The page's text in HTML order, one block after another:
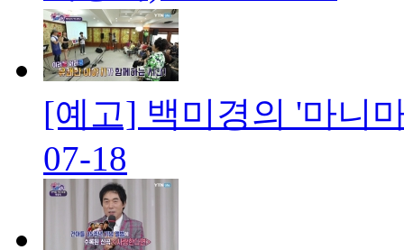
[예고] 백미경의 '마니
07-18